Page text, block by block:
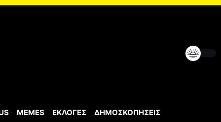
MEMES ΕΚΛΟΓΕΣ ΔΗΜΟΣΚΟΠΗΣΕΙΣ